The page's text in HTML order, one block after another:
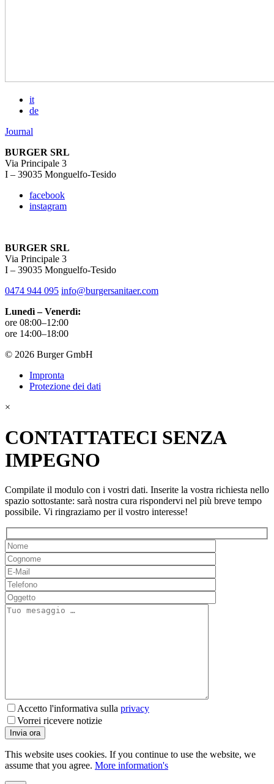
it
de
Journal
BURGER SRL
Via Principale 3
I – 39035 Monguelfo-Tesido
facebook
instagram
BURGER SRL
Via Principale 3
I – 39035 Monguelfo-Tesido
0474 944 095 info@burgersanitaer.com
Lunedì – Venerdì:
ore 08:00–12:00
ore 14:00–18:00
© 2026 Burger GmbH
Impronta
Protezione dei dati
×
CONTATTATECI SENZA
IMPEGNO
Compilate il modulo con i vostri dati. Inserite la vostra richiesta nello
spazio sottostante: sarà nostra cura rispondervi nel più breve tempo
possibile. Vi ringraziamo per il vostro interesse!
Accetto l'informativa sulla privacy
Vorrei ricevere notizie
This website uses cookies. If you continue to use the website, we
assume that you agree. More information's